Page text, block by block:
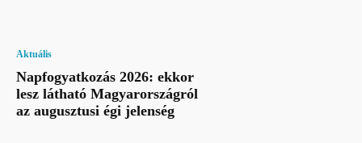
Aktuális
Napfogyatkozás 2026: ekkor
lesz látható Magyarországról
az augusztusi égi jelenség